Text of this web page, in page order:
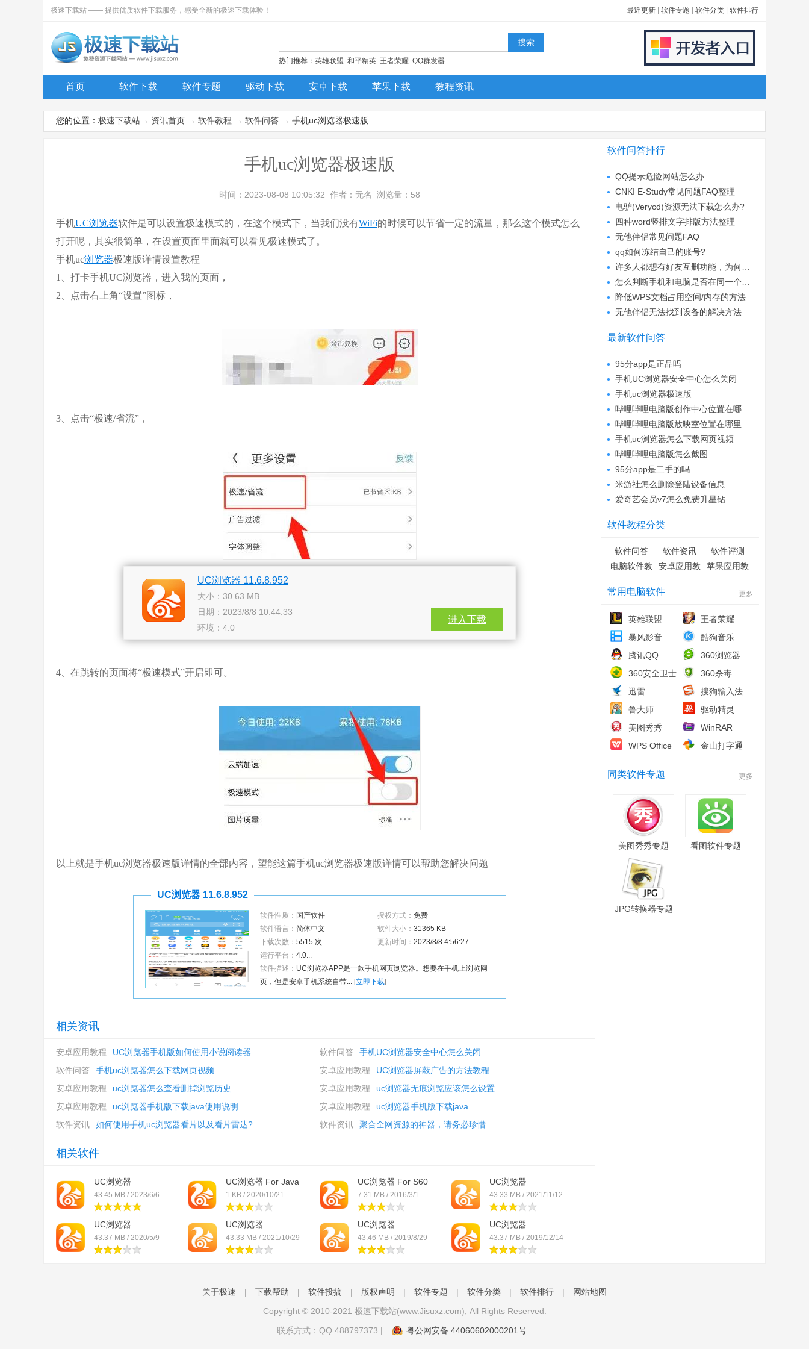
极速下载站 —— 提供优质软件下载服务，感受全新的极速下载体验！ 最近更新 软件专题 软件分类 软件排行
热门推荐： 英雄联盟 和平精英 王者荣耀 QQ群发器
首页 软件下载 软件专题 驱动下载 安卓下载 苹果下载 教程资讯
今日更新 排行榜 装机必备
您的位置： 极速下载站→ 资讯首页 → 软件教程 → 软件问答 → 手机uc浏览器极速版
手机uc浏览器极速版
时间：2023-08-08 10:05:32 作者：无名 浏览量：58
手机UC浏览器软件是可以设置极速模式的，在这个模式下，当我们没有WiFi的时候可以节省一定的流量，那么这个模式怎么
打开呢，其实很简单，在设置页面里面就可以看见极速模式了。
手机uc浏览器极速版详情设置教程
1、打卡手机UC浏览器，进入我的页面，
2、点击右上角“设置”图标，
3、点击“极速/省流”，
进入下载
UC浏览器 11.6.8.952
大小：30.63 MB
日期：2023/8/8 10:44:33
环境：4.0
4、在跳转的页面将“极速模式”开启即可。
以上就是手机uc浏览器极速版详情的全部内容，望能这篇手机uc浏览器极速版详情可以帮助您解决问题
UC浏览器 11.6.8.952
软件性质： 国产软件 授权方式： 免费
软件语言： 简体中文 软件大小： 31365 KB
下载次数： 5515 次 更新时间： 2023/8/8 4:56:27
运行平台： 4.0...
软件描述： UC浏览器APP是一款手机网页浏览器。想要在手机上浏览网
页，但是安卓手机系统自带... [立即下载]
相关资讯
安卓应用教程 UC浏览器手机版如何使用小说阅读器 软件问答
手机UC浏览器安全中心怎么关闭
软件问答
手机uc浏览器怎么下载网页视频 安卓应用教程
UC浏览器屏蔽广告的方法教程
安卓应用教程
uc浏览器怎么查看删掉浏览历史 安卓应用教程
uc浏览器无痕浏览应该怎么设置
安卓应用教程
uc浏览器手机版下载java使用说明 安卓应用教程
uc浏览器手机版下载java
软件资讯
如何使用手机uc浏览器看片以及看片雷达? 软件资讯 聚合全网资源的神器，请务必珍惜
相关软件
UC浏览器
43.45 MB / 2023/6/6
UC浏览器 For Java
1 KB / 2020/10/21
UC浏览器 For S60
7.31 MB / 2016/3/1
UC浏览器
43.33 MB / 2021/11/12
UC浏览器
43.37 MB / 2020/5/9
UC浏览器
43.33 MB / 2021/10/29
UC浏览器
43.46 MB / 2019/8/29
UC浏览器
43.37 MB / 2019/12/14
软件问答排行
QQ提示危险网站怎么办
CNKI E-Study常见问题FAQ整理
电驴(Verycd)资源无法下载怎么办?
四种word竖排文字排版方法整理
无他伴侣常见问题FAQ
qq如何冻结自己的账号?
降低WPS文档占用空间/内存的方法
无他伴侣无法找到设备的解决方法
最新软件问答
95分app是正品吗
手机UC浏览器安全中心怎么关闭
手机uc浏览器极速版
哔哩哔哩电脑版创作中心位置在哪
哔哩哔哩电脑版放映室位置在哪里
手机uc浏览器怎么下载网页视频
哔哩哔哩电脑版怎么截图
95分app是二手的吗
米游社怎么删除登陆设备信息
爱奇艺会员v7怎么免费升星钻
软件教程分类
软件问答 软件资讯
软件评测
电脑软件教
安卓应用教
苹果应用教
更多
常用电脑软件
英雄联盟
王者荣耀
暴风影音
酷狗音乐
腾讯QQ
360浏览器
360安全卫士
360杀毒
迅雷
搜狗输入法
鲁大师
驱动精灵
美图秀秀
WinRAR
WPS Office
金山打字通
更多
同类软件专题
美图秀秀专题 看图软件专题
JPG转换器专题
关于极速 | 下载帮助 | 软件投搞 | 版权声明 | 软件专题 | 软件分类 | 软件排行 |
网站地图
Copyright © 2010-2021 极速下载站(www.Jisuxz.com), All Rights Reserved.
联系方式：QQ 488797373 | 粤公网安备 44060602000201号